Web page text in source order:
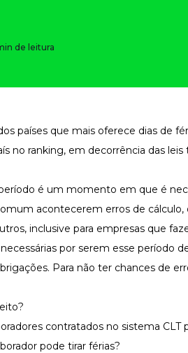
Negócios
de leitura
países que mais oferece dias de
no ranking, em decorrência das
é um momento em que é
acontecerem erros de
inclusive para empresas que
necessárias por serem esse período
Para não ter chances de
contratados no sistema
pode tirar férias?